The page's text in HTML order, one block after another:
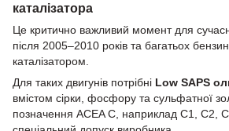
каталізатора
Це критично важливий момент для
після 2005–2010 років та багатьох
каталізатором.
Для таких двигунів потрібні Low SAPS
вмістом сірки, фосфору та сульфатної
позначення ACEA C, наприклад C1, C2,